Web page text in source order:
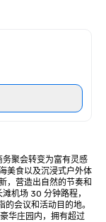
聚会转变为富有灵感
美食以及沉浸式户外体
，营造出自然的节奏和
机场 30 分钟路程，
会议和活动目的地。
华庄园内，拥有超过